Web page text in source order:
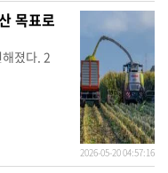
목표로
)의 최신 소식이 전해졌다. 2
2026-05-20 04:57:16